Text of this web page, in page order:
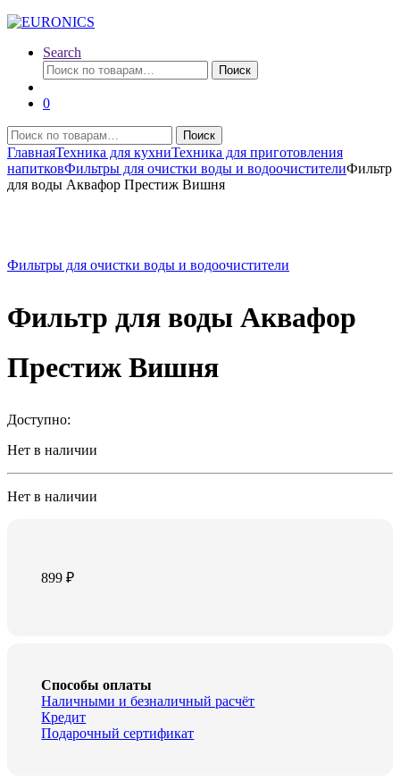
Search
Искать:
Поиск
0
Искать:
Поиск
ГлавнаяТехника для кухниТехника для приготовления
напитковФильтры для очистки воды и водоочистителиФильтр
для воды Аквафор Престиж Вишня
Фильтры для очистки воды и водоочистители
Фильтр для воды Аквафор
Престиж Вишня
Доступно:
Нет в наличии
Нет в наличии
899₽
Способы оплаты
Наличными и безналичный расчёт
Кредит
Подарочный сертификат